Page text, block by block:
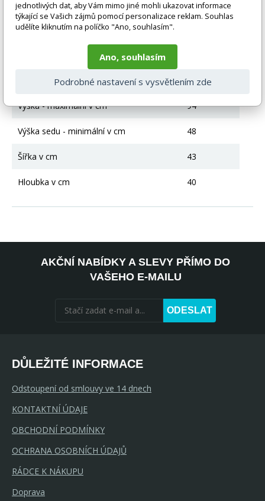
vlivem nastavení monitoru a převodem do el. podoby. V
případě nejasností kontaktujte naše klientské centrum
pegas@nabytek-pegas.cz či volejte 777244446.
Technické parametry
Lamino
Výška - maximální v cm 94
Výška sedu - minimální v cm 48
Šířka v cm 43
Hloubka v cm 40
AKČNÍ NABÍDKY A SLEVY PŘÍMO DO
VAŠEHO E-MAILU
ODESLAT
DŮLEŽITÉ INFORMACE
Odstoupení od smlouvy ve 14 dnech
KONTAKTNÍ ÚDAJE
OBCHODNÍ PODMÍNKY
OCHRANA OSOBNÍCH ÚDAJŮ
RÁDCE K NÁKUPU
Doprava
jednotlivých dat, aby Vám mimo jiné mohli ukazovat informace
týkající se Vašich zájmů pomocí personalizace reklam. Souhlas
udělíte kliknutím na políčko "Ano, souhlasím".
Ano, souhlasím
Podrobné nastavení s vysvětlením zde